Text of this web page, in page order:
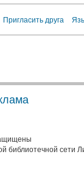
Пригласить друга
библиотечной сети